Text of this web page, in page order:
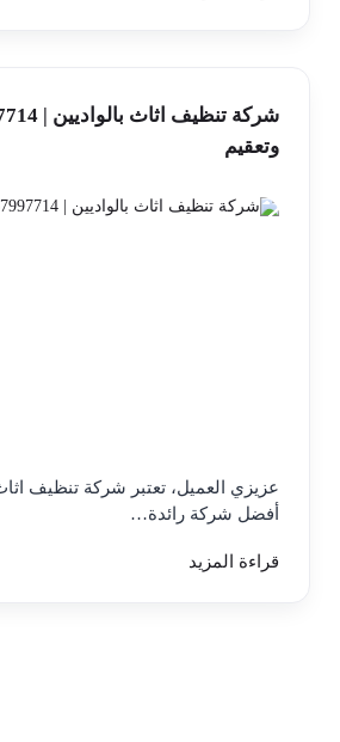
وتعقيم
عزيزي العميل، تعتبر شركة تنظيف
أفضل شركة رائدة…
قراءة المزيد